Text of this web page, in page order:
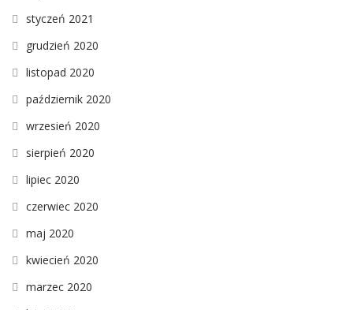
styczeń 2021
grudzień 2020
listopad 2020
październik 2020
wrzesień 2020
sierpień 2020
lipiec 2020
czerwiec 2020
maj 2020
kwiecień 2020
marzec 2020